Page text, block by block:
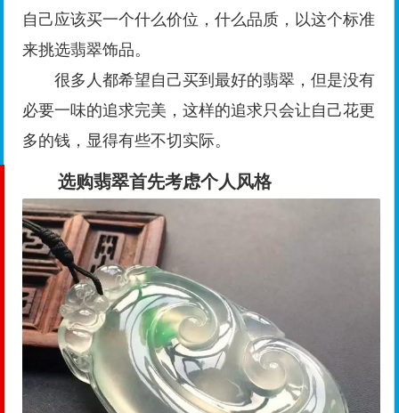
自己应该买一个什么价位，什么品质，以这个标准
来挑选翡翠饰品。
很多人都希望自己买到最好的翡翠，但是没有
必要一味的追求完美，这样的追求只会让自己花更
多的钱，显得有些不切实际。
选购翡翠首先考虑个人风格